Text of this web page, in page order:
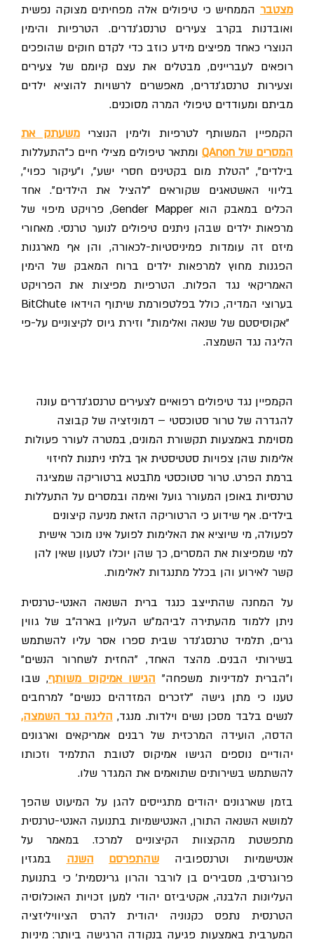
מצטברהממחיש כי טיפולים אלה מפחיתים מצוקה נפשית
ואובדנות בקרב צעירים טרנסג'נדרים. הטרפיות והימין
הנוצרי כאחד מפיצים מידע כוזב כדי לקדם חוקים שהופכים
רופאים לעבריינים, מבטלים את עצם קיומם של צעירים
וצעירות טרנסג'נדרים, מאפשרים לרשויות להוציא ילדים
מביתם ומעודדים טיפולי המרה מסוכנים.
הקמפיין המשותף לטרפיות ולימין הנוצרימשעתק את
המסרים של QAnon
ומתאר טיפולים מצילי חיים כ"התעללות
בילדים", "הטלת מום בקטינים חסרי ישע", ו"עיקור כפוי",
בליווי האשטאגים שקוראים "להציל את הילדים". אחד
הכלים במאבק הוא Gender Mapper, פרויקט מיפוי של
מרפאות ילדים שבהן ניתנים טיפולים לנוער טרנסי. מאחורי
מיזם זה עומדות פמיניסטיות-לכאורה, והן אף מארגנות
הפגנות מחוץ למרפאות ילדים ברוח המאבק של הימין
האמריקאי נגד הפלות. הטרפיות מפיצות את הפרויקט
בערוצי המדיה, כולל בפלטפורמת שיתוף הוידאו BitChute
"אקוסיסטם של שנאה ואלימות" וזירת גיוס לקיצוניים על-פי
הליגה נגד השמצה.
הקמפיין נגד טיפולים רפואיים לצעירים טרנסג'נדרים עונה
להגדרה של טרור סטוכסטי – דמוניזציה של קבוצה
מסוימת באמצעות תקשורת המונים, במטרה לעורר פעולות
אלימות שהן צפויות סטטיסטית אך בלתי ניתנות לחיזוי
ברמת הפרט. טרור סטוכסטי מתבטא ברטוריקה שמציגה
טרנסיות באופן המעורר גועל ואימה ובמסרים על התעללות
בילדים. אף שידוע כי הרטוריקה הזאת מניעה קיצונים
לפעולה, מי שיוציא את האלימות לפועל אינו מוכר אישית
למי שמפיצות את המסרים, כך שהן יוכלו לטעון שאין להן
קשר לאירוע והן בכלל מתנגדות לאלימות.
על המחנה שהתייצב כנגד ברית השנאה האנטי-טרנסית
ניתן ללמוד מהעתירה לביהמ"ש העליון בארה"ב של גווין
גרים, תלמיד טרנסג'נדר שבית ספרו אסר עליו להשתמש
בשירותי הבנים. מהצד האחד, "החזית לשחרור הנשים"
ו"הברית למדיניות משפחה"הגישו אמיקוס משותף, שבו
טענו כי מתן גישה "לזכרים המזדהים כנשים" למרחבים
לנשים בלבד מסכן נשים וילדות. מנגד,הליגה נגד השמצה,
הדסה, הועידה המרכזית של רבנים אמריקאים וארגונים
יהודיים נוספים הגישו אמיקוס לטובת התלמיד וזכותו
להשתמש בשירותים שתואמים את המגדר שלו.
בזמן שארגונים יהודים מתגייסים להגן על המיעוט שהפך
למושא השנאה התורן, האנטישמיות בתנועה האנטי-טרנסית
מתפשטת מהקצוות הקיצוניים למרכז. במאמר על
אנטישמיות וטרנספוביהשהתפרסם השנהבמגזין
פרוגרסיב, מסבירים בן לורבר והרון גרינסמית' כי בתנועת
העליונות הלבנה, אקטיביזם יהודי למען זכויות האוכלוסיה
הטרנסית נתפס כקנוניה יהודית להרס הציוויליזציה
המערבית באמצעות פגיעה בנקודה הרגישה ביותר: מיניות